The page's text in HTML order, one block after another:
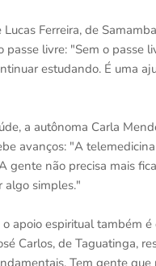
Ferreira, de
passe livre: "Sem o passe
estudando. É uma
a autônoma Carla
avanços: "A
gente não precisa mais
algo simples."
o apoio espiritual também é
Carlos, de Taguatinga,
Tem gente que